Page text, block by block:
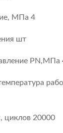
МПа 4
шт
PN,МПа
циклов 20000